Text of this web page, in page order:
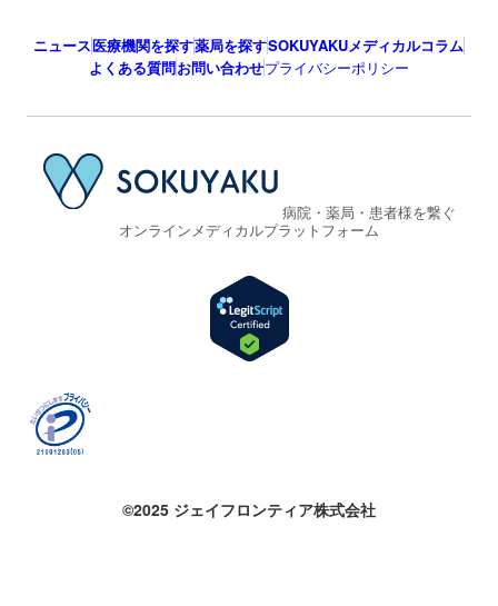
ニュース医療機関を探す薬局を探すSOKUYAKUメディカルコラム
よくある質問お問い合わせプライバシーポリシー
病院・薬局・患者様を繋ぐ
オンラインメディカルプラットフォーム
©2025 ジェイフロンティア株式会社